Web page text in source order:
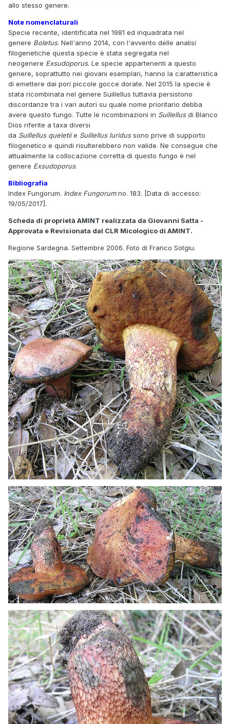
allo stesso genere.
Note nomenclaturali
Specie recente, identificata nel 1981 ed inquadrata nel
genere Boletus. Nell'anno 2014, con l'avvento delle analisi
filogenetiche questa specie è stata segregata nel
neogenere Exsudoporus. Le specie appartenenti a questo
genere, soprattutto nei giovani esemplari, hanno la caratteristica
di emettere dai pori piccole gocce dorate. Nel 2015 la specie è
stata ricombinata nel genere Suillellus tuttavia persistono
discordanze tra i vari autori su quale nome prioritario debba
avere questo fungo. Tutte le ricombinazioni in Suillellusdi Blanco
Dios riferite a taxa diversi
da Suillellus queletiie Suillellus luridussono prive di supporto
filogenetico e quindi risulterebbero non valide. Ne consegue che
attualmente la collocazione corretta di questo fungo è nel
genere Exsudoporus.
Bibliografia
Index Fungorum. Index Fungorumno. 183. [Data di accesso:
19/05/2017].
Scheda di proprietà AMINT realizzata da Giovanni Satta -
Approvata e Revisionata dal CLR Micologico di AMINT.
Regione Sardegna. Settembre 2006. Foto di Franco Sotgiu.